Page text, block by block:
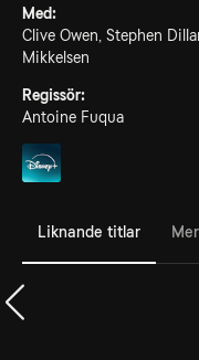
Med:
Clive Owen, Stephen
Mikkelsen
Regissör:
Antoine Fuqua
Liknande titlar